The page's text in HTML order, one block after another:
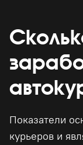
Показатели
курьеров и